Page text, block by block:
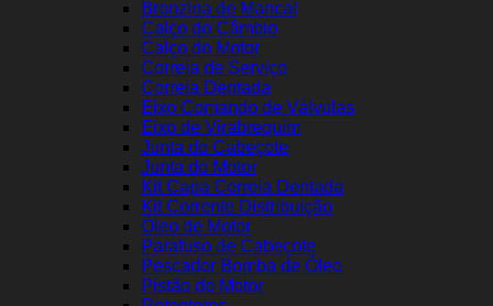
Bronzina de Mancal
Calço do Câmbio
Calço do Motor
Correia de Serviço
Correia Dentada
Eixo Comando de Válvulas
Eixo de Virabrequim
Junta do Cabeçote
Junta do Motor
Kit Capa Correia Dentada
Kit Corrente Distribuição
Óleo de Motor
Parafuso de Cabeçote
Pescador Bomba de Óleo
Pistão do Motor